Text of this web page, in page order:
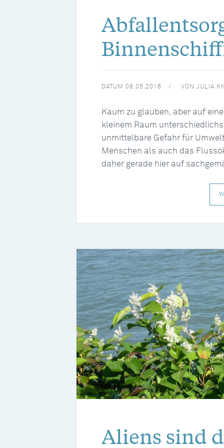
DATUM 08.05.2016 VON JULIA
Kaum zu glauben, aber auf
kleinem Raum
unmittelbare Gefahr für
Menschen als auch das
daher gerade hier auf
Aliens sind